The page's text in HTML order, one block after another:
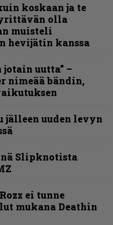
koskaan ja te
olla
muisteli
hevijätin kanssa
jotain uutta” –
nimeää bändin,
uuden levyn
Slipknotista
ei tunne
mukana Deathin